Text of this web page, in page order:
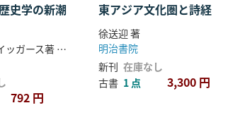
史学の新潮
ゲオルグ G. イッガース著 ; 中村幹雄[ほか]訳
792 円
東アジア文化圏と詩経
徐送迎 著
明治書院
新刊 在庫なし
古書 1 点 3,300 円